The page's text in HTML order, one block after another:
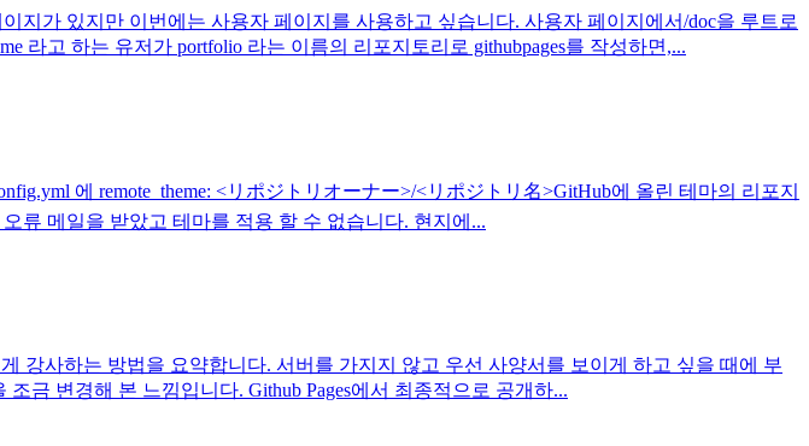
지가 있지만 이번에는 사용자 페이지를 사용하고 싶습니다. 사용자 페이지에서/doc을 루트로
라고 하는 유저가 portfolio 라는 이름의 리포지토리로 githubpages를 작성하면,...
에 remote_theme: <リポジトリオーナー>/<リポジトリ名>GitHub에 올린 테마의 리포지
류 메일을 받았고 테마를 적용 할 수 없습니다. 현지에...
강사하는 방법을 요약합니다. 서버를 가지지 않고 우선 사양서를 보이게 하고 싶을 때에 부
금 변경해 본 느낌입니다. Github Pages에서 최종적으로 공개하...